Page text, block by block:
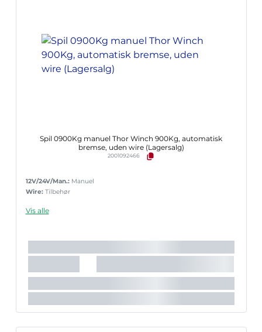
Spil 0900Kg manuel Thor Winch 900Kg, automatisk
bremse, uden wire (Lagersalg)
2001092466
12V/24V/Man.: Manuel
Wire: Tilbehør
Vis alle